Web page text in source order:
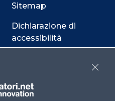
Sitemap
Dichiarazione di
accessibilità